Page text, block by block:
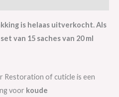
is helaas uitverkocht. Als
van 15 saches van 20 ml
Restoration of cuticle is een
voor koude